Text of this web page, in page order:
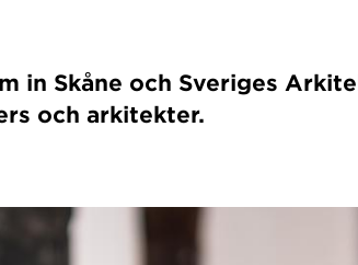
in Skåne och Sveriges
och arkitekter.